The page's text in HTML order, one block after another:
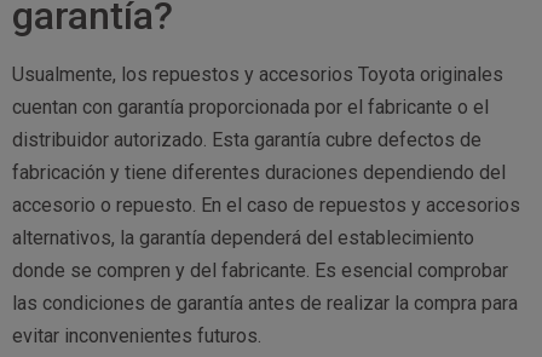
garantía?
Usualmente, los repuestos y accesorios Toyota originales
cuentan con garantía proporcionada por el fabricante o el
distribuidor autorizado. Esta garantía cubre defectos de
fabricación y tiene diferentes duraciones dependiendo del
accesorio o repuesto. En el caso de repuestos y accesorios
alternativos, la garantía dependerá del establecimiento
donde se compren y del fabricante. Es esencial comprobar
las condiciones de garantía antes de realizar la compra para
evitar inconvenientes futuros.